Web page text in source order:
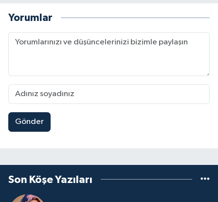
Yorumlar
Gönder
Son Köşe Yazıları